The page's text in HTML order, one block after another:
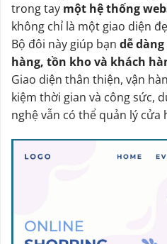
trong tay một hệ thống
không chỉ là một giao diện
Bộ đôi này giúp bạn dễ
hàng, tồn kho và khách
Giao diện thân thiện, vận
kiệm thời gian và công sức,
nghệ vẫn có thể quản lý cửa